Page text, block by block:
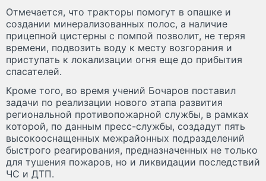
Отмечается, что тракторы помогут в опашке и
создании минерализованных полос, а наличие
прицепной цистерны с помпой позволит, не теряя
времени, подвозить воду к месту возгорания и
приступать к локализации огня еще до прибытия
спасателей.
Кроме того, во время учений Бочаров поставил
задачи по реализации нового этапа развития
региональной противопожарной службы, в рамках
которой, по данным пресс-службы, создадут пять
высокооснащенных межрайонных подразделений
быстрого реагирования, предназначенных не только
для тушения пожаров, но и ликвидации последствий
ЧС и ДТП.